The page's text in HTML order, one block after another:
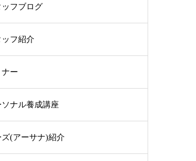
ッフブログ
ッフ紹介
ナー
ソナル養成講座
ズ(アーサナ)紹介